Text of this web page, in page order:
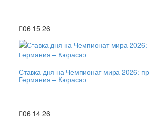
06 15 26
Ставка дня на Чемпионат мира 2026:
Германия – Кюрасао
06 14 26